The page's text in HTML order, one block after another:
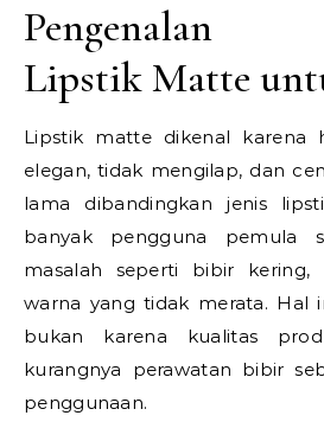
Pengenalan
Lipstik Matte
Lipstik matte dikenal karena
elegan, tidak mengilap, dan
lama dibandingkan jenis
banyak pengguna pemula
masalah seperti bibir kering,
warna yang tidak merata. Hal
bukan karena kualitas
kurangnya perawatan bibir
penggunaan.